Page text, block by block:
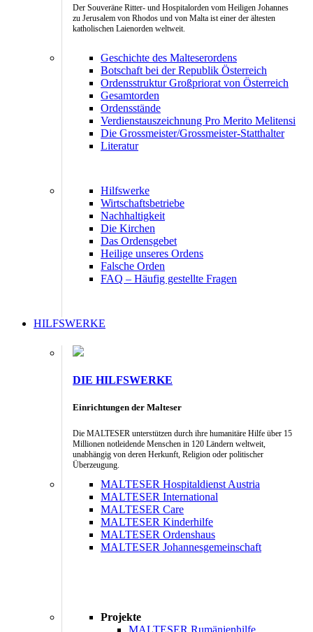
Der Souveräne Ritter- und Hospitalorden vom Heiligen Johannes
zu Jerusalem von Rhodos und von Malta ist einer der ältesten
katholischen Laienorden weltweit.
Geschichte des Malteserordens
Botschaft bei der Republik Österreich
Ordensstruktur Großpriorat von Österreich
Gesamtorden
Ordensstände
Verdienstauszeichnung Pro Merito Melitensi
Die Grossmeister/Grossmeister-Statthalter
Literatur
Hilfswerke
Wirtschaftsbetriebe
Nachhaltigkeit
Die Kirchen
Das Ordensgebet
Heilige unseres Ordens
Falsche Orden
FAQ – Häufig gestellte Fragen
HILFSWERKE
DIE HILFSWERKE
Einrichtungen der Malteser
Die MALTESER unterstützen durch ihre humanitäre Hilfe über 15
Millionen notleidende Menschen in 120 Ländern weltweit,
unabhängig von deren Herkunft, Religion oder politischer
Überzeugung.
MALTESER Hospitaldienst Austria
MALTESER International
MALTESER Care
MALTESER Kinderhilfe
MALTESER Ordenshaus
MALTESER Johannesgemeinschaft
Projekte
MALTESER Rumänienhilfe